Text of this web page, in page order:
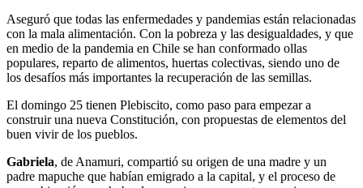
Aseguró que todas las enfermedades y pandemias están relacionadas
con la mala alimentación. Con la pobreza y las desigualdades, y que
en medio de la pandemia en Chile se han conformado ollas
populares, reparto de alimentos, huertas colectivas, siendo uno de
los desafíos más importantes la recuperación de las semillas.
El domingo 25 tienen Plebiscito, como paso para empezar a
construir una nueva Constitución, con propuestas de elementos del
buen vivir de los pueblos.
Gabriela, de Anamuri, compartió su origen de una madre y un
padre mapuche que habían emigrado a la capital, y el proceso de